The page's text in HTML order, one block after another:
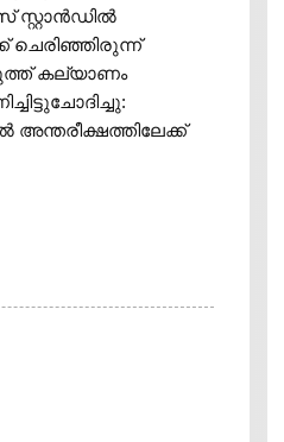
സ്റ്റാൻഡിൽ
ചെരിഞ്ഞിരുന്ന്
കല്യാണം